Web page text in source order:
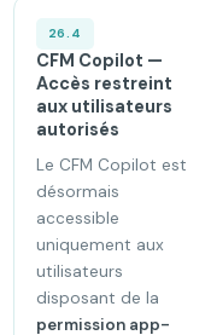
26.4
CFM Copilot —
Accès restreint
aux utilisateurs
autorisés
Le CFM Copilot est
désormais
accessible
uniquement aux
utilisateurs
disposant de la
permission app-